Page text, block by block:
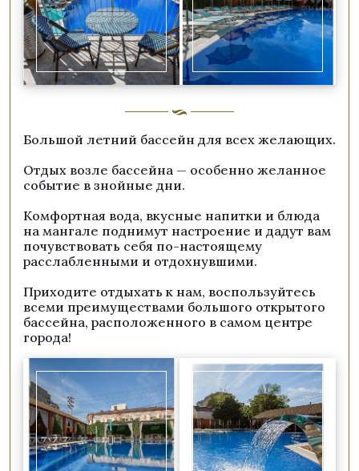
Большой летний бассейн для всех желающих.
Отдых возле бассейна — особенно желанное
событие в знойные дни.
Комфортная вода, вкусные напитки и блюда
на мангале поднимут настроение и дадут вам
почувствовать себя по-настоящему
расслабленными и отдохнувшими.
Приходите отдыхать к нам, воспользуйтесь
всеми преимуществами большого открытого
бассейна, расположенного в самом центре
города!